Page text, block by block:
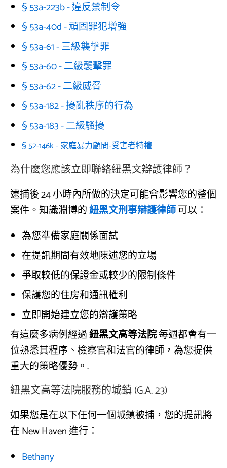
§ 53a-223b - 違反禁制令
§ 53a-40d - 頑固罪犯增強
§ 53a-61 - 三級襲擊罪
§ 53a-60 - 二級襲擊罪
§ 53a-62 - 二級威脅
§ 53a-182 - 擾亂秩序的行為
§ 53a-183 - 二級騷擾
§ 52-146k - 家庭暴力顧問-受害者特權
為什麼您應該立即聯絡紐黑文辯護律師？
逮捕後 24 小時內所做的決定可能會影響您的整個
案件。知識淵博的紐黑文刑事辯護律師可以：
為您準備家庭關係面試
在提訊期間有效地陳述您的立場
爭取較低的保證金或較少的限制條件
保護您的住房和通訊權利
立即開始建立您的辯護策略
有這麼多病例經過紐黑文高等法院每週都會有一
位熟悉其程序、檢察官和法官的律師，為您提供
重大的策略優勢。.
紐黑文高等法院服務的城鎮 (G.A. 23)
如果您是在以下任何一個城鎮被捕，您的提訊將
在 New Haven 進行：
Bethany